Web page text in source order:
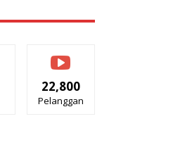
22,800
Pelanggan